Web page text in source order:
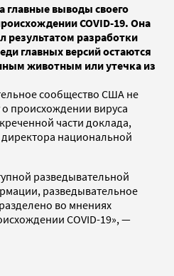
главные выводы своего
COVID-19. Она
результатом разработки
главных версий остаются
животным или утечка из
сообщество США не
происхождении вируса
части доклада,
национальной
разведывательной
разведывательное
во мнениях
COVID-19», —